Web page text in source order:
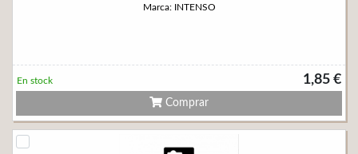
Marca: INTENSO
1,85 €
En stock
Comprar